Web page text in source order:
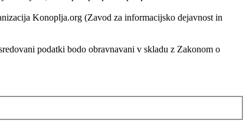
Konoplja.org (Zavod za informacijsko dejavnost in
podatki bodo obravnavani v skladu z Zakonom o